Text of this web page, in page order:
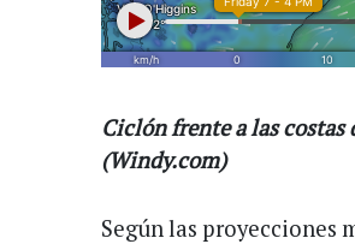
Ciclón frente a las costas
(Windy.com)
Según las proyecciones